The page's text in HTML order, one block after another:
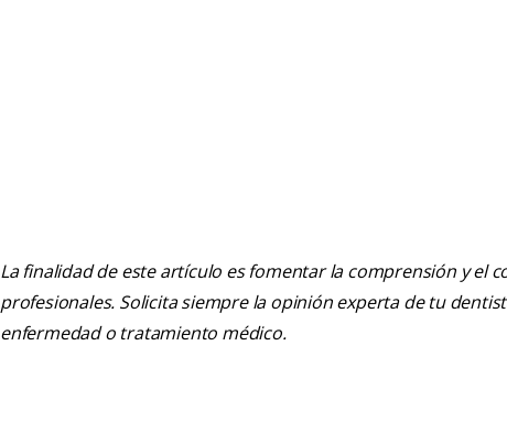
La finalidad de este artículo es fomentar la comprensión y el
profesionales. Solicita siempre la opinión experta de tu
enfermedad o tratamiento médico.